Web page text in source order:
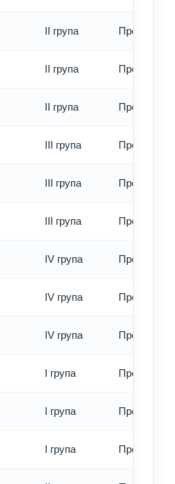
II група Превод -
II група Превод -
II група Превод -
III група Превод -
III група Превод -
III група Превод -
IV група Превод -
IV група Превод -
IV група Превод -
I група Превод -
I група Превод -
I група Превод -